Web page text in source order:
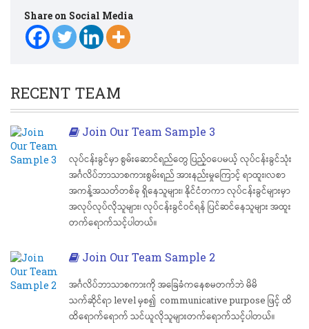
Share on Social Media
RECENT TEAM
Join Our Team Sample 3
လုပ်ငန်းခွင်မှာ စွမ်းဆောင်ရည်တွေ ပြည့်ဝပေမယ့် လုပ်ငန်းခွင်သုံး
အင်္ဂလိပ်ဘာသာစကားစွမ်းရည် အားနည်းမှုကြောင့် ရာထူး၊လစာ
အကန့်အသတ်တစ်ခု ရှိနေသူများ၊ နိုင်ငံတကာ လုပ်ငန်းခွင်များမှာ
အလုပ်လုပ်လိုသူများ၊ လုပ်ငန်းခွင်ဝင်ရန် ပြင်ဆင်နေသူများ အထူး
တက်ရောက်သင့်ပါတယ်။
Join Our Team Sample 2
အင်္ဂလိပ်ဘာသာစကားကို အခြေခံကနေစမတက်ဘဲ မိမိ
သက်ဆိုင်ရာ level မှစ၍ communicative purpose ဖြင့် ထိ
ထိရောက်ရောက် သင်ယူလိုသူများတက်ရောက်သင့်ပါတယ်။